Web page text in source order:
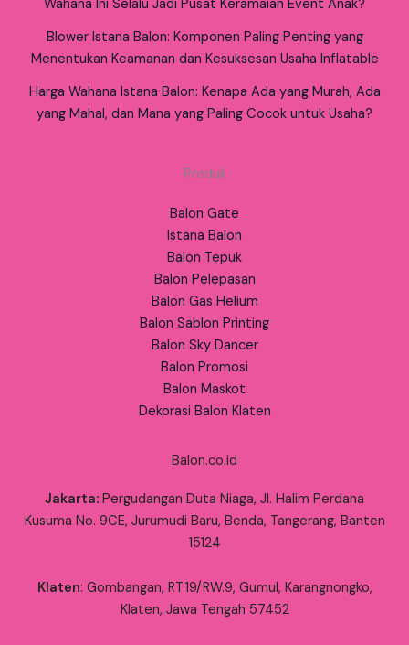
Wahana Ini Selalu Jadi Pusat Keramaian Event Anak?
Blower Istana Balon: Komponen Paling Penting yang
Menentukan Keamanan dan Kesuksesan Usaha Inflatable
Harga Wahana Istana Balon: Kenapa Ada yang Murah, Ada
yang Mahal, dan Mana yang Paling Cocok untuk Usaha?
Produk
Balon Gate
Istana Balon
Balon Tepuk
Balon Pelepasan
Balon Gas Helium
Balon Sablon Printing
Balon Sky Dancer
Balon Promosi
Balon Maskot
Dekorasi Balon Klaten
Balon.co.id
Jakarta: Pergudangan Duta Niaga, Jl. Halim Perdana
Kusuma No. 9CE, Jurumudi Baru, Benda, Tangerang, Banten
15124
Klaten: Gombangan, RT.19/RW.9, Gumul, Karangnongko,
Klaten, Jawa Tengah 57452